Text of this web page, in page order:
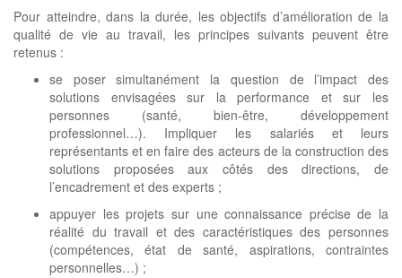
Pour atteindre, dans la durée, les objectifs d’amélioration de la
qualité de vie au travail, les principes suivants peuvent être
retenus :
se poser simultanément la question de l’impact des
solutions envisagées sur la performance et sur les
personnes (santé, bien-être, développement
professionnel…). Impliquer les salariés et leurs
représentants et en faire des acteurs de la construction des
solutions proposées aux côtés des directions, de
l’encadrement et des experts ;
appuyer les projets sur une connaissance précise de la
réalité du travail et des caractéristiques des personnes
(compétences, état de santé, aspirations, contraintes
personnelles…) ;